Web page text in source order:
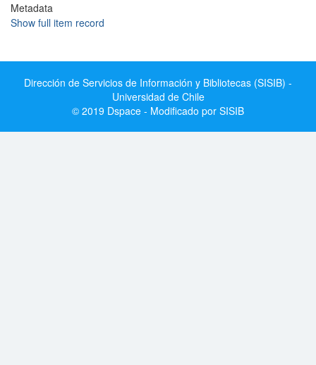
Metadata
Show full item record
Dirección de Servicios de Información y Bibliotecas (SISIB) -
Universidad de Chile
© 2019 Dspace - Modificado por SISIB